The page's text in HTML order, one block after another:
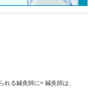
れる鍼灸師に> 鍼灸師は、